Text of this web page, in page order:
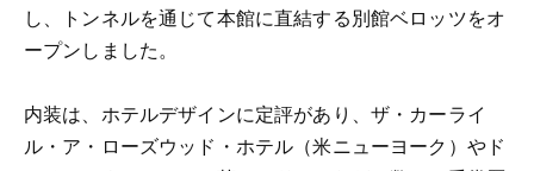
し、トンネルを通じて本館に直結する別館ベロッツをオ
ープンしました。
内装は、ホテルデザインに定評があり、ザ・カーライ
ル・ア・ローズウッド・ホテル（米ニューヨーク）やド